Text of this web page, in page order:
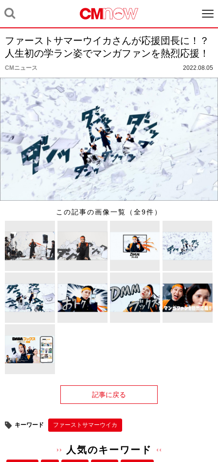
ファーストサマーウイカさんが応援団長に！？
人生初の学ラン姿でマンガファンを熱烈応援！
CMニュース 2022.08.05
この記事の画像一覧（全9件）
記事に戻る
キーワード ファーストサマーウイカ
人気のキーワード